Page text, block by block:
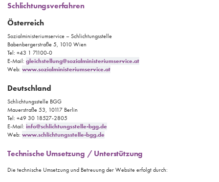
Schlichtungsverfahren
Österreich
Sozialministeriumservice – Schlichtungsstelle
Babenbergerstraße 5, 1010 Wien
Tel: +43 1 71100-0
E-Mail: gleichstellung@sozialministeriumservice.at
Web: www.sozialministeriumservice.at
Deutschland
Schlichtungsstelle BGG
Mauerstraße 53, 10117 Berlin
Tel: +49 30 18527-2805
E-Mail: info@schlichtungsstelle-bgg.de
Web: www.schlichtungsstelle-bgg.de
Technische Umsetzung / Unterstützung
Die technische Umsetzung und Betreuung der Website erfolgt durch: